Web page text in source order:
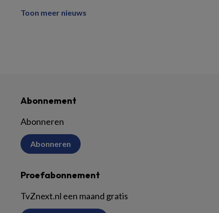
Toon meer nieuws
Abonnement
Abonneren
Abonneren
Proefabonnement
TvZnext.nl een maand gratis